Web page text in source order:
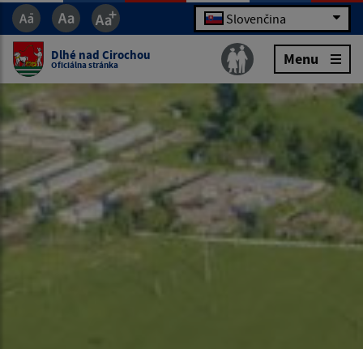
Slovenčina
Dlhé nad Cirochou
Oficiálna stránka Menu